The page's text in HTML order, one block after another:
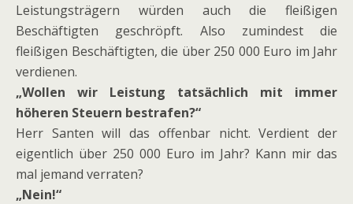
Leistungsträgern würden auch die fleißigen
Beschäftigten geschröpft. Also zumindest die
fleißigen Beschäftigten, die über 250 000 Euro im Jahr
verdienen.
„Wollen wir Leistung tatsächlich mit immer
höheren Steuern bestrafen?“
Herr Santen will das offenbar nicht. Verdient der
eigentlich über 250 000 Euro im Jahr? Kann mir das
mal jemand verraten?
„Nein!“